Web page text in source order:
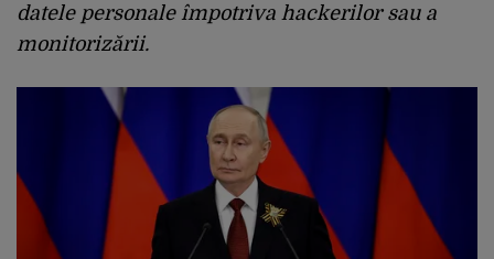
datele personale împotriva hackerilor sau a
monitorizării.